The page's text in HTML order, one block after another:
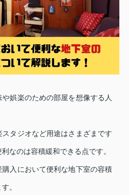
娯楽のための部屋を想像する人
タジオなど用途はさまざまです
なのは容積緩和できる点です。
購入において便利な地下室の容積
。